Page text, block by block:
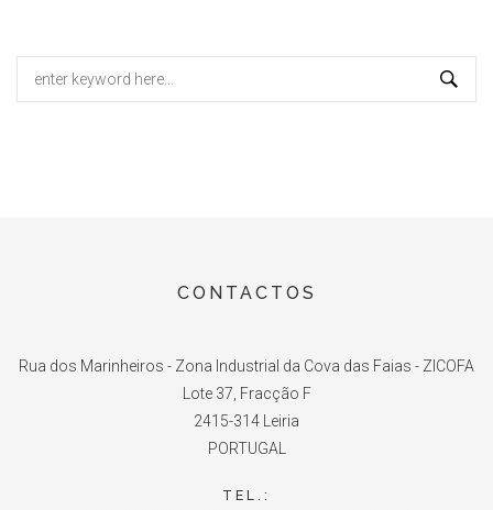
CONTACTOS
Rua dos Marinheiros - Zona Industrial da Cova das Faias - ZICOFA
Lote 37, Fracção F
2415-314 Leiria
PORTUGAL
TEL.: